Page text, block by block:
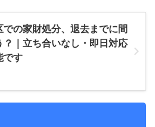
での家財処分、退去までに間
？｜立ち合いなし・即日対応
です